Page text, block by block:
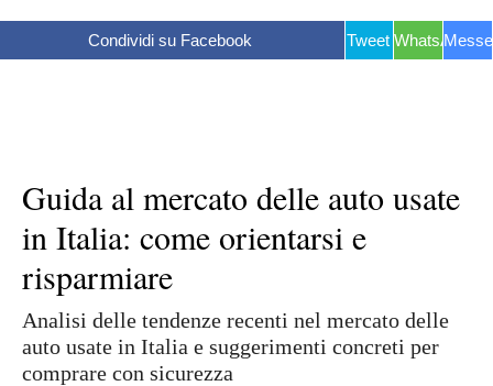
Condividi su Facebook Tweet WhatsApp
Guida al mercato delle auto usate
in Italia: come orientarsi e
risparmiare
Analisi delle tendenze recenti nel mercato delle
auto usate in Italia e suggerimenti concreti per
comprare con sicurezza